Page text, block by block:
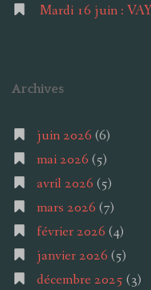
Mardi 16 juin :
Archives
juin 2026 (6)
mai 2026 (5)
avril 2026 (5)
mars 2026 (7)
février 2026 (4)
janvier 2026 (5)
décembre 2025 (3)